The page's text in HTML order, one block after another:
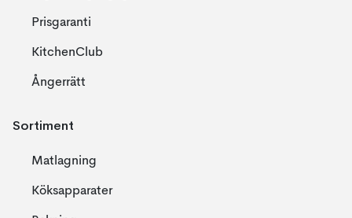
Prisgaranti
KitchenClub
Ångerrätt
Sortiment
Matlagning
Köksapparater